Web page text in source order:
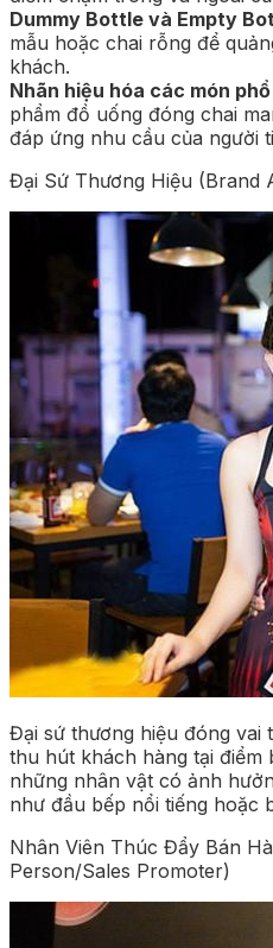
Dummy Bottle và Empty
mẫu hoặc chai rỗng để
khách.
Nhãn hiệu hóa các món
phẩm đồ uống đóng chai
đáp ứng nhu cầu của người
Đại Sứ Thương Hiệu (Brand
Đại sứ thương hiệu đóng vai
thu hút khách hàng tại điểm
những nhân vật có ảnh
như đầu bếp nổi tiếng hoặc
Nhân Viên Thúc Đẩy Bán
Person/Sales Promoter)